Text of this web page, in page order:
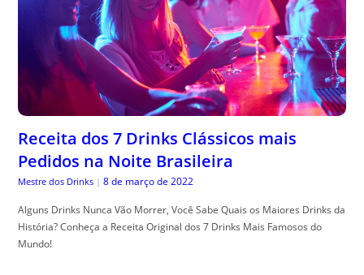
Receita dos 7 Drinks Clássicos mais
Pedidos na Noite Brasileira
Mestre dos Drinks | 8 de março de 2022
Alguns Drinks Nunca Vão Morrer, Você Sabe Quais os Maiores Drinks da
História? Conheça a Receita Original dos 7 Drinks Mais Famosos do
Mundo!